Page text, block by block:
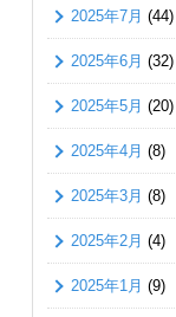
2025年7月 (44)
2025年6月 (32)
2025年5月 (20)
2025年4月 (8)
2025年3月 (8)
2025年2月 (4)
2025年1月 (9)